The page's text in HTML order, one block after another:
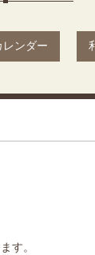
レンダー
す。